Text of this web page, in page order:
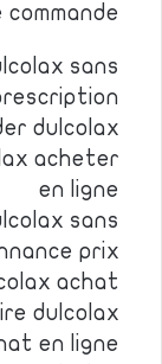
commande
sans
dulcolax
acheter
en ligne
sans
prix
achat
dulcolax
en ligne